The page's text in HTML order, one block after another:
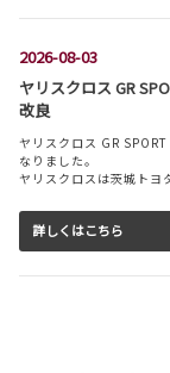
2026-08-03
ヤリスクロス GR
改良
ヤリスクロス GR
なりました。
ヤリスクロスは茨城トヨ
詳しくはこちら